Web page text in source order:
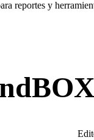
reportes y